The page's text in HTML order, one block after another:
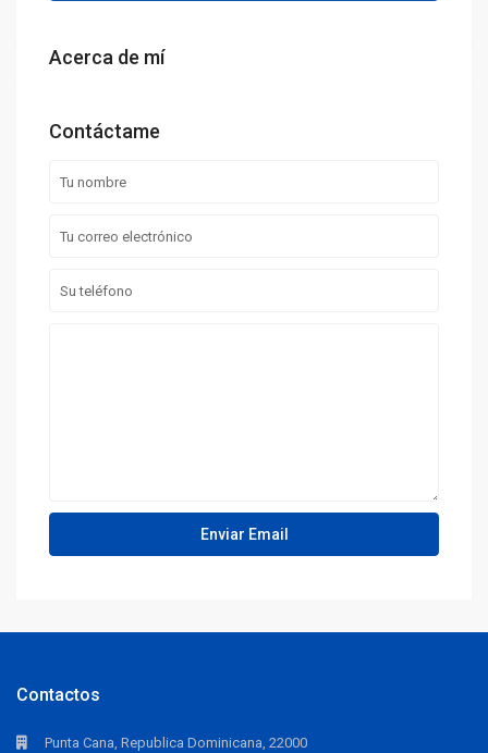
Acerca de mí
Contáctame
Contactos
Punta Cana, Republica Dominicana, 22000